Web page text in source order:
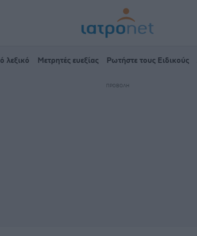
λεξικό Μετρητές ευεξίας Ρωτήστε τους Ειδικούς